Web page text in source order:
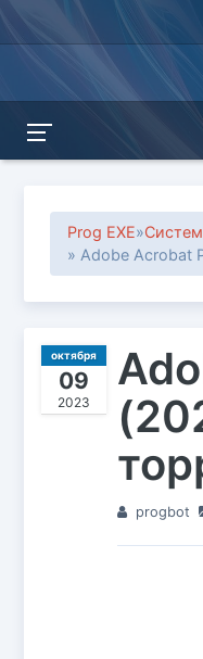
Prog EXE»
» Adobe Acrobat
октября
09
2023
progbot